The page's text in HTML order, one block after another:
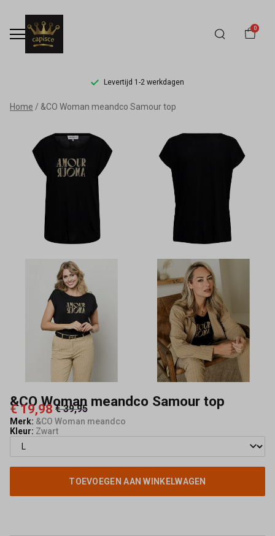
0
Levertijd 1-2 werkdagen
&CO
Woman
meandco
Samour
Capisce
Mode
Home &CO Woman meandco Samour top
&CO Woman meandco Samour top
€ 19,98 € 39,95
Merk: &CO Woman meandco
Kleur: Zwart
TOEVOEGEN AAN WINKELWAGEN